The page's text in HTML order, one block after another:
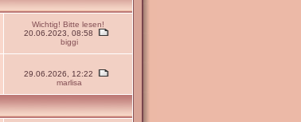
Wichtig! Bitte lesen!
20.06.2023, 08:58
biggi
29.06.2026, 12:22
marlisa